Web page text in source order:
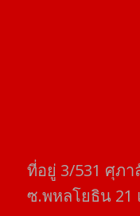
ที่อยู่​ 3/531​ ศุภา
ซ.พหลโยธิน​ 21​